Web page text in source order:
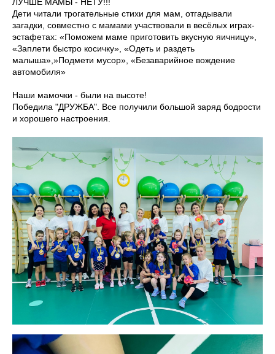
Дети читали трогательные стихи для мам, отгадывали
загадки, совместно с мамами участвовали в весёлых играх-
эстафетах: «Поможем маме приготовить вкусную яичницу»,
«Заплети быстро косичку», «Одеть и раздеть
малыша»,»Подмети мусор», «Безаварийное вождение
автомобиля»
Наши мамочки - были на высоте!
Победила "ДРУЖБА". Все получили большой заряд бодрости
и хорошего настроения.